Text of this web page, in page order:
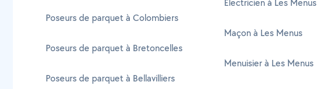
Poseurs de parquet à Colombiers
Poseurs de parquet à Bretoncelles
Poseurs de parquet à Bellavilliers
Electricien à Les Menus
Maçon à Les Menus
Menuisier à Les Menus